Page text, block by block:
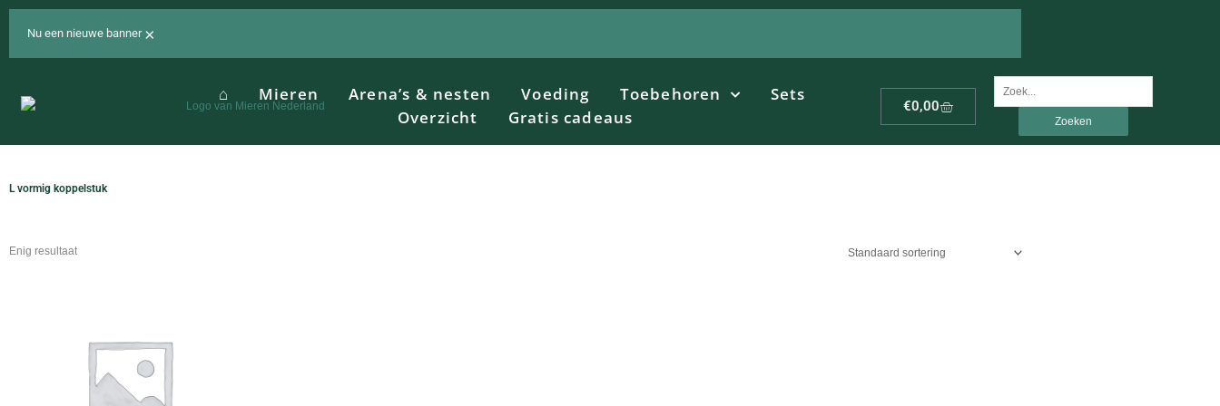
Ga
Nu een nieuwe banner ×
⌂ Mieren Arena’s & nesten Voeding Toebehoren
Sets
Overzicht
Gratis cadeaus
€0,00Winkelwagen
Zoek
naar:
L vormig koppelstuk
Enig resultaat
heeft
meerdere